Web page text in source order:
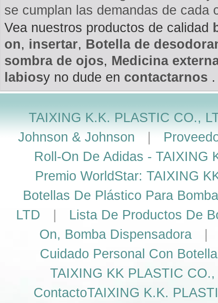
se cumplan las demandas de cada
Vea nuestros productos de calidad
on, insertar, Botella de
sombra de ojos, Medicina
labiosy no dude en contactarnos .
TAIXING K.K. PLASTIC CO.,
Johnson & Johnson
Roll-On De Adidas - TAIXING
Premio WorldStar: TAIXING
Botellas De Plástico Para
LTD
Lista De Productos De
On, Bomba Dispensadora
Cuidado Personal Con
TAIXING KK PLASTIC
ContactoTAIXING K.K.